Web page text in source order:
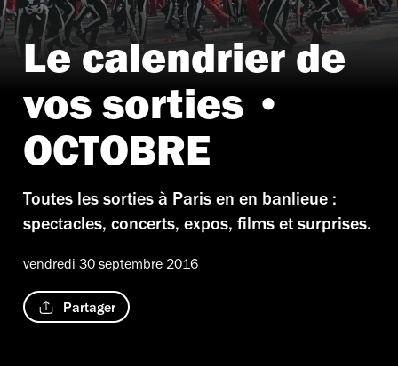
Le calendrier de
vos sorties •
OCTOBRE
Toutes les sorties à Paris en en banlieue :
spectacles, concerts, expos, films et surprises.
vendredi 30 septembre 2016
Partager